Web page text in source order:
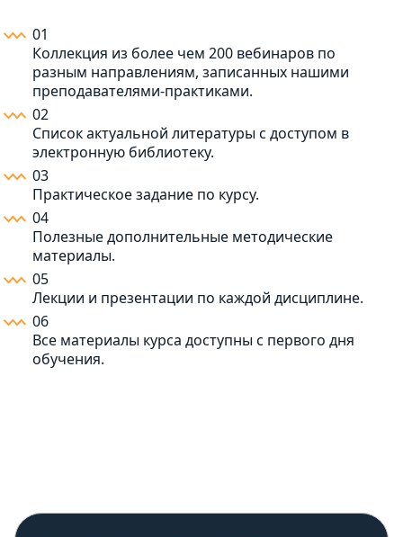
01
Коллекция из более чем 200 вебинаров по
разным направлениям, записанных нашими
преподавателями-практиками.
02
Список актуальной литературы с доступом в
электронную библиотеку.
03
Практическое задание по курсу.
04
Полезные дополнительные методические
материалы.
05
Лекции и презентации по каждой дисциплине.
06
Все материалы курса доступны с первого дня
обучения.